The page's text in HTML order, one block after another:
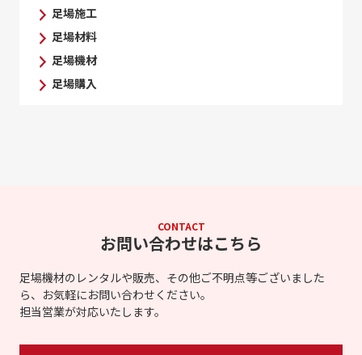
足場施工
足場材料
足場機材
足場購入
CONTACT
お問い合わせはこちら
足場機材のレンタルや販売、その他ご不明点等ございました
ら、お気軽にお問い合わせください。
担当営業が対応いたします。